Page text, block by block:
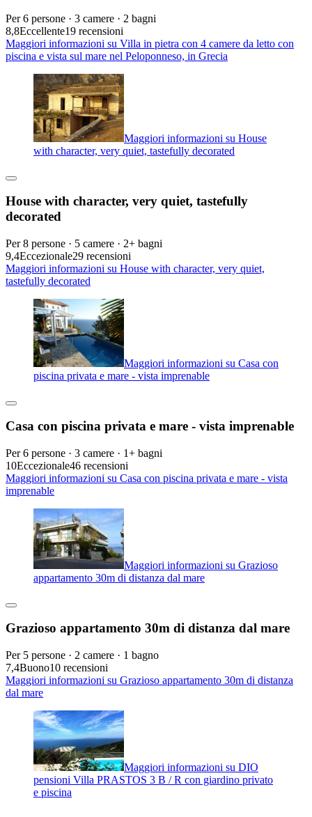
Per 6 persone · 3 camere · 2 bagni
8,8Eccellente19 recensioni
Maggiori informazioni su Villa in pietra con 4 camere da letto con
piscina e vista sul mare nel Peloponneso, in Grecia
Maggiori informazioni su House
with character, very quiet, tastefully decorated
House with character, very quiet, tastefully
decorated
Per 8 persone · 5 camere · 2+ bagni
9,4Eccezionale29 recensioni
Maggiori informazioni su House with character, very quiet,
tastefully decorated
Maggiori informazioni su Casa con
piscina privata e mare - vista imprenable
Casa con piscina privata e mare - vista imprenable
Per 6 persone · 3 camere · 1+ bagni
10Eccezionale46 recensioni
Maggiori informazioni su Casa con piscina privata e mare - vista
imprenable
Maggiori informazioni su Grazioso
appartamento 30m di distanza dal mare
Grazioso appartamento 30m di distanza dal mare
Per 5 persone · 2 camere · 1 bagno
7,4Buono10 recensioni
Maggiori informazioni su Grazioso appartamento 30m di distanza
dal mare
Maggiori informazioni su DIO
pensioni Villa PRASTOS 3 B / R con giardino privato
e piscina